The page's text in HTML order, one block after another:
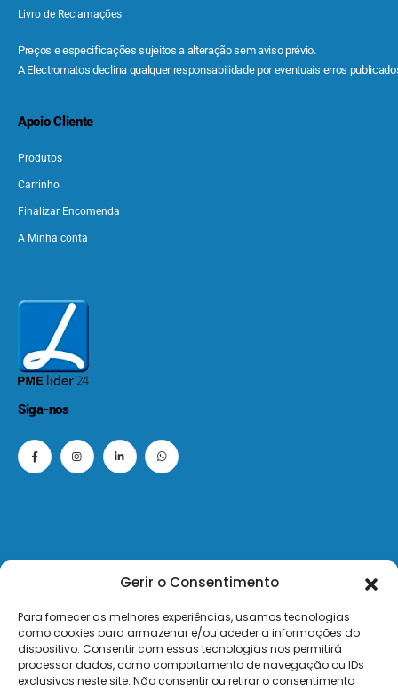
Gerir o Consentimento
Para fornecer as melhores experiências, usamos tecnologias
como cookies para armazenar e/ou aceder a informações do
dispositivo. Consentir com essas tecnologias nos permitirá
processar dados, como comportamento de navegação ou IDs
exclusivos neste site. Não consentir ou retirar o consentimento
Livro de Reclamações
Preços e especificações sujeitos a alteração sem aviso prévio.
A Electromatos declina qualquer responsabilidade por eventuais erros
Apoio Cliente
Produtos
Carrinho
Finalizar Encomenda
A Minha conta
Siga-nos
© 2026 - ElectroMatos - Todos os direitos reservados.
Site by VC.
Pagamentos Seguros MB | MB WAY | Transferência Bancária | Payshop | Visa | Mastercard | Visa